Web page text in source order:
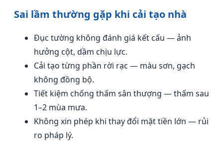
Sai lầm thường gặp khi cải tạo nhà
Đục tường không đánh giá kết cấu — ảnh
hưởng cột, dầm chịu lực.
Cải tạo từng phần rời rạc — màu sơn, gạch
không đồng bộ.
Tiết kiệm chống thấm sân thượng — thấm sau
1–2 mùa mưa.
Không xin phép khi thay đổi mặt tiền lớn — rủi
ro pháp lý.